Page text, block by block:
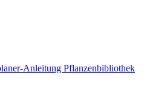
Anleitung Pflanzenbibliothek